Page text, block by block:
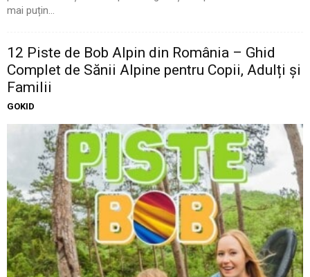
mai puțin...
12 Piste de Bob Alpin din România – Ghid
Complet de Sănii Alpine pentru Copii, Adulți și
Familii
GOKID